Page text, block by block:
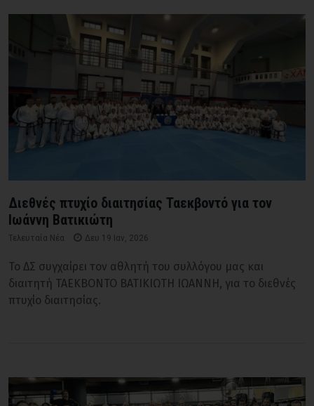
Διεθνές πτυχίο διαιτησίας Ταεκβοντό για τον
Ιωάννη Βατικιώτη
Τελευταία Νέα Δευ 19 Ιαν, 2026
Το ΔΣ συγχαίρει τον αθλητή του συλλόγου μας και
διαιτητή ΤΑΕΚΒΟΝΤΟ ΒΑΤΙΚΙΩΤΗ ΙΩΑΝΝΗ, για το διεθνές
πτυχίο διαιτησίας.